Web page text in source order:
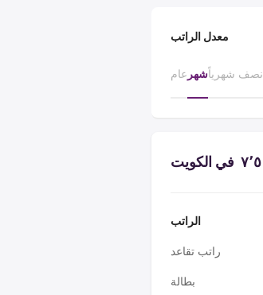
معدل الراتب
عام شهرنصف شهرياً
الراتب
راتب تقاعد
بطالة